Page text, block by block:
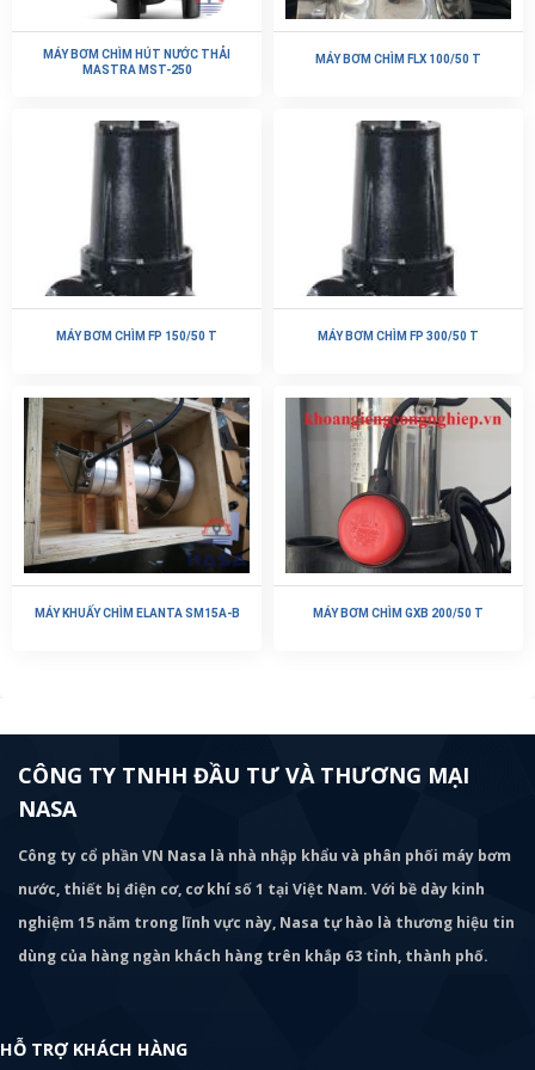
MÁY BƠM CHÌM HÚT NƯỚC THẢI
MASTRA MST-250
MÁY BƠM CHÌM FLX 100/50 T
MÁY BƠM CHÌM FP 150/50 T MÁY BƠM CHÌM FP 300/50 T
MÁY KHUẤY CHÌM ELANTA SM15A-B MÁY BƠM CHÌM GXB 200/50 T
CÔNG TY TNHH ĐẦU TƯ VÀ THƯƠNG MẠI
NASA
Công ty cổ phần VN Nasa là nhà nhập khẩu và phân phối máy bơm
nước, thiết bị điện cơ, cơ khí số 1 tại Việt Nam. Với bề dày kinh
nghiệm 15 năm trong lĩnh vực này, Nasa tự hào là thương hiệu tin
dùng của hàng ngàn khách hàng trên khắp 63 tỉnh, thành phố.
HỖ TRỢ KHÁCH HÀNG